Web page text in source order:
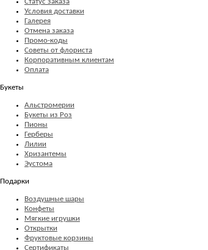
Условия доставки
Галерея
Отмена заказа
Промо-коды
Советы от флориста
Корпоративным клиентам
Оплата
Букеты
Альстромерии
Букеты из Роз
Пионы
Герберы
Лилии
Хризантемы
Эустома
Подарки
Воздушные шары
Конфеты
Мягкие игрушки
Открытки
Фруктовые корзины
Сертификаты